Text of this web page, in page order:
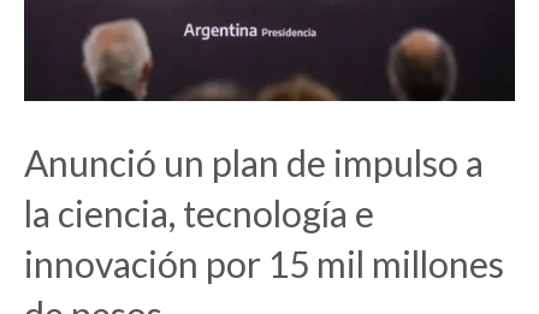
Anunció un plan de impulso a
la ciencia, tecnología e
innovación por 15 mil millones